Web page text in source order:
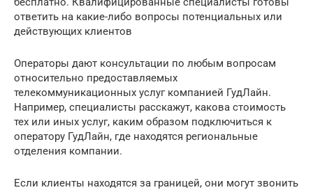
ответить на какие-либо вопросы потенциальных или
действующих клиентов
Операторы дают консультации по любым вопросам
относительно предоставляемых
телекоммуникационных услуг компанией ГудЛайн.
Например, специалисты расскажут, какова стоимость
тех или иных услуг, каким образом подключиться к
оператору ГудЛайн, где находятся региональные
отделения компании.
Если клиенты находятся за границей, они могут звонить